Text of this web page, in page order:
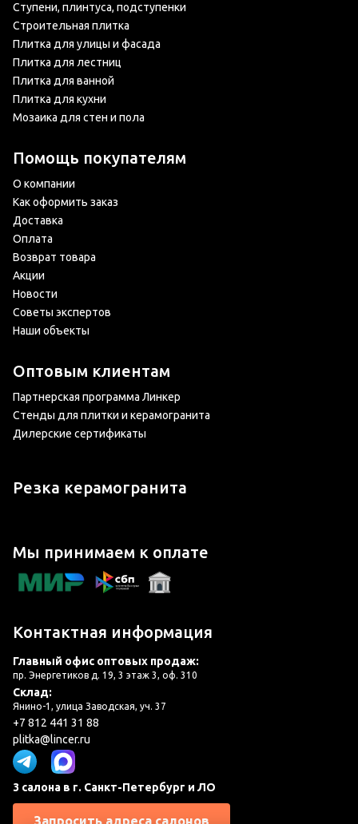
Ступени, плинтуса, подступенки
Строительная плитка
Плитка для улицы и фасада
Плитка для лестниц
Плитка для ванной
Плитка для кухни
Мозаика для стен и пола
Помощь покупателям
О компании
Как оформить заказ
Доставка
Оплата
Возврат товара
Акции
Новости
Советы экспертов
Наши объекты
Оптовым клиентам
Партнерская программа Линкер
Стенды для плитки и керамогранита
Дилерские сертификаты
Резка керамогранита
Мы принимаем к оплате
Контактная информация
Главный офис оптовых продаж:
пр. Энергетиков д. 19, 3 этаж 3, оф. 310
Склад:
Янино-1, улица Заводская, уч. 37
+7 812 441 31 88
plitka@lincer.ru
3 салона в г. Санкт-Петербург и ЛО
Запросить адреса салонов